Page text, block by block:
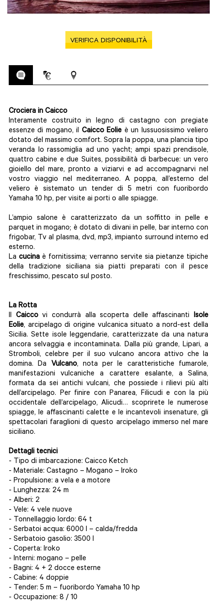
VERIFICA DISPONIBILITÀ
Crociera in Caicco
Interamente costruito in legno di castagno con pregiate
essenze di mogano, il Caicco Eolie è un lussuosissimo veliero
dotato del massimo comfort. Sopra la poppa, una plancia tipo
veranda lo rassomiglia ad uno yacht; ampi spazi prendisole,
quattro cabine e due Suites, possibilità di barbecue: un vero
gioiello del mare, pronto a viziarvi e ad accompagnarvi nel
vostro viaggio nel mediterraneo. A poppa, all’esterno del
veliero è sistemato un tender di 5 metri con fuoribordo
Yamaha 10 hp, per visite ai porti o alle spiagge.
L’ampio salone è caratterizzato da un soffitto in pelle e
parquet in mogano; è dotato di divani in pelle, bar interno con
frigobar, Tv al plasma, dvd, mp3, impianto surround interno ed
esterno.
Lacucina è fornitissima; verranno servite sia pietanze tipiche
della tradizione siciliana sia piatti preparati con il pesce
freschissimo, pescato sul posto.
La Rotta
Il Caiccovi condurrà alla scoperta delle affascinanti Isole
Eolie, arcipelago di origine vulcanica situato a nord-est della
Sicilia. Sette isole leggendarie, caratterizzate da una natura
ancora selvaggia e incontaminata. Dalla più grande, Lipari, a
Stromboli, celebre per il suo vulcano ancora attivo che la
domina. Da Vulcano, nota per le caratteristiche fumarole,
manifestazioni vulcaniche a carattere esalante, a Salina,
formata da sei antichi vulcani, che possiede i rilievi più alti
dell’arcipelago. Per finire con Panarea, Filicudi e con la più
occidentale dell’arcipelago, Alicudi… scoprirete le numerose
spiagge, le affascinanti calette e le incantevoli insenature, gli
spettacolari faraglioni di questo arcipelago immerso nel mare
siciliano.
Dettagli tecnici
- Tipo di imbarcazione: Caicco Ketch
- Materiale: Castagno – Mogano – Iroko
- Propulsione: a vela e a motore
- Lunghezza: 24 m
- Alberi: 2
- Vele: 4 vele nuove
- Tonnellaggio lordo: 64 t
- Serbatoi acqua: 6000 l – calda/fredda
- Serbatoio gasolio: 3500 l
- Coperta: Iroko
- Interni: mogano – pelle
- Bagni: 4 + 2 docce esterne
- Cabine: 4 doppie
- Tender: 5 m – fuoribordo Yamaha 10 hp
- Occupazione: 8 / 10